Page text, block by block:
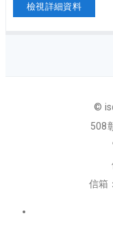
檢視詳細資料
©
508
信箱：